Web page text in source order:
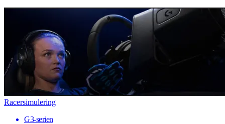
Racersimulering
G3-serien